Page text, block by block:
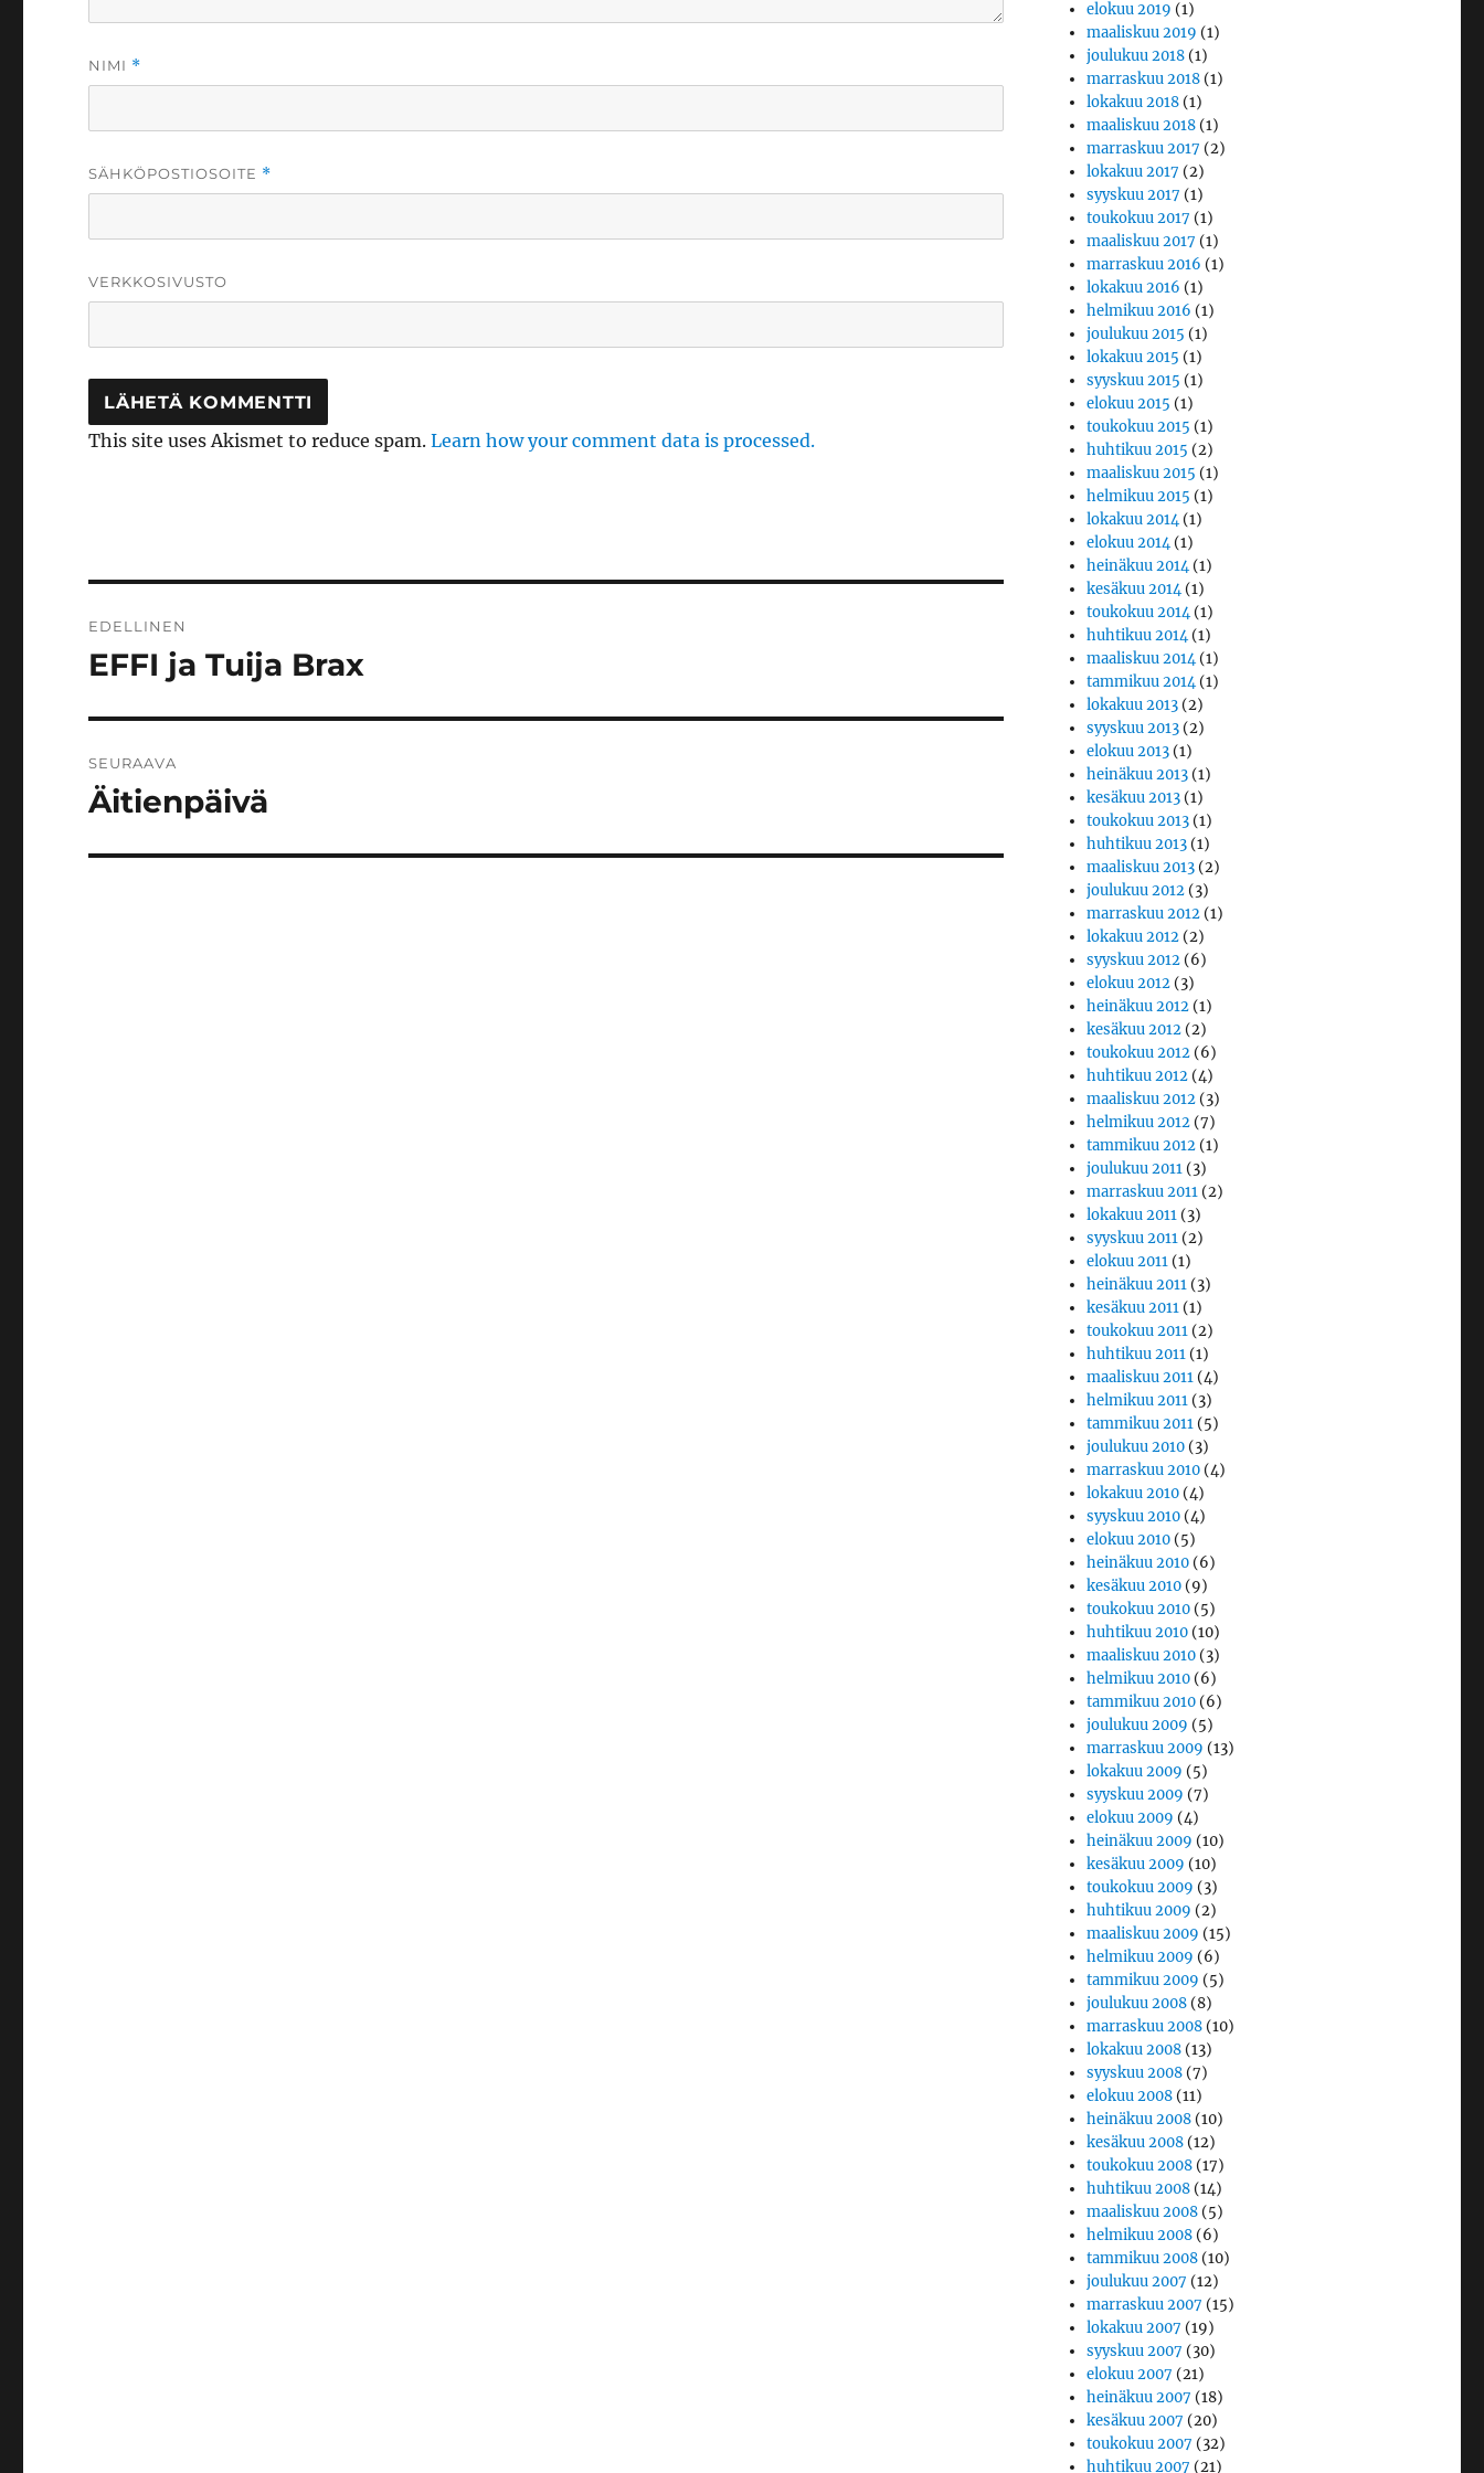
NIMI *
SÄHKÖPOSTIOSOITE *
VERKKOSIVUSTO
This site uses Akismet to reduce spam.Learn how your comment data is processed.
selaus
EDELLINEN
Edellinen
EFFI ja Tuija Brax
SEURAAVA
Seuraava
Äitienpäivä
elokuu 2019 (1)
maaliskuu 2019 (1)
joulukuu 2018 (1)
marraskuu 2018 (1)
lokakuu 2018 (1)
maaliskuu 2018 (1)
marraskuu 2017 (2)
lokakuu 2017 (2)
syyskuu 2017 (1)
toukokuu 2017 (1)
maaliskuu 2017 (1)
marraskuu 2016 (1)
lokakuu 2016 (1)
helmikuu 2016 (1)
joulukuu 2015 (1)
lokakuu 2015 (1)
syyskuu 2015 (1)
elokuu 2015 (1)
toukokuu 2015 (1)
huhtikuu 2015 (2)
maaliskuu 2015 (1)
helmikuu 2015 (1)
lokakuu 2014(1)
elokuu 2014(1)
heinäkuu 2014(1)
kesäkuu 2014(1)
toukokuu 2014(1)
huhtikuu 2014(1)
maaliskuu 2014(1)
tammikuu 2014(1)
lokakuu 2013 (2)
syyskuu 2013 (2)
elokuu 2013 (1)
heinäkuu 2013 (1)
kesäkuu 2013 (1)
toukokuu 2013 (1)
huhtikuu 2013 (1)
maaliskuu 2013 (2)
joulukuu 2012 (3)
marraskuu 2012 (1)
lokakuu 2012 (2)
syyskuu 2012 (6)
elokuu 2012 (3)
heinäkuu 2012 (1)
kesäkuu 2012 (2)
toukokuu 2012 (6)
huhtikuu 2012 (4)
maaliskuu 2012 (3)
helmikuu 2012 (7)
tammikuu 2012 (1)
joulukuu 2011 (3)
marraskuu 2011 (2)
lokakuu 2011 (3)
syyskuu 2011 (2)
elokuu 2011 (1)
heinäkuu 2011 (3)
kesäkuu 2011 (1)
toukokuu 2011 (2)
huhtikuu 2011 (1)
maaliskuu 2011 (4)
helmikuu 2011 (3)
tammikuu 2011 (5)
joulukuu 2010 (3)
marraskuu 2010 (4)
lokakuu 2010 (4)
syyskuu 2010 (4)
elokuu 2010 (5)
heinäkuu 2010 (6)
kesäkuu 2010 (9)
toukokuu 2010 (5)
huhtikuu 2010 (10)
maaliskuu 2010 (3)
helmikuu 2010 (6)
tammikuu 2010 (6)
joulukuu 2009 (5)
marraskuu 2009 (13)
lokakuu 2009 (5)
syyskuu 2009 (7)
elokuu 2009 (4)
heinäkuu 2009 (10)
kesäkuu 2009 (10)
toukokuu 2009 (3)
huhtikuu 2009 (2)
maaliskuu 2009 (15)
helmikuu 2009 (6)
tammikuu 2009 (5)
joulukuu 2008 (8)
marraskuu 2008 (10)
lokakuu 2008 (13)
syyskuu 2008 (7)
elokuu 2008 (11)
heinäkuu 2008 (10)
kesäkuu 2008 (12)
toukokuu 2008 (17)
huhtikuu 2008 (14)
maaliskuu 2008 (5)
helmikuu 2008 (6)
tammikuu 2008 (10)
joulukuu 2007 (12)
marraskuu 2007 (15)
lokakuu 2007 (19)
syyskuu 2007 (30)
elokuu 2007 (21)
heinäkuu 2007 (18)
kesäkuu 2007 (20)
toukokuu 2007 (32)
huhtikuu 2007 (21)